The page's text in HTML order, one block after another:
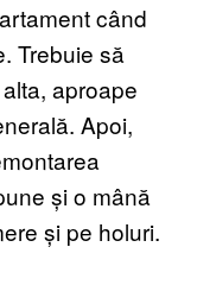
când
Trebuie să
aproape
Apoi,
și o mână
și pe holuri.